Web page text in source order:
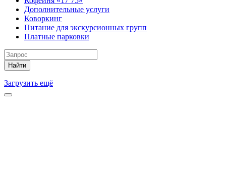
Дополнительные услуги
Коворкинг
Питание для экскурсионных групп
Платные парковки
Найти
Загрузить ещё